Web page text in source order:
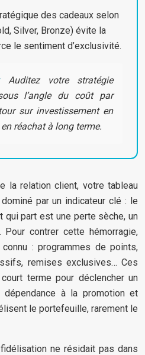
des cadeaux selon
Silver, Bronze) évite la
le sentiment d’exclusivité.
Auditez votre stratégie
l’angle du coût par
sur investissement en
réachat à long terme.
la relation client, votre tableau
par un indicateur clé : le
qui part est une perte sèche, un
Pour contrer cette hémorragie,
: programmes de points,
remises exclusives… Ces
terme pour déclencher un
dépendance à la promotion et
le portefeuille, rarement le
ne résidait pas dans